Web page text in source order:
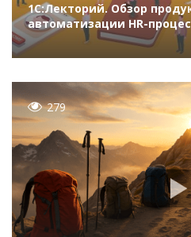
1С:Лекторий. Обзор
автоматизации HR-
279